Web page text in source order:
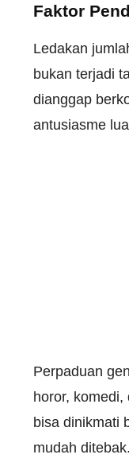
Faktor
Ledakan
bukan terjadi
dianggap
antusiasme
Perpaduan
horor, komedi,
bisa dinikmati
mudah ditebak.